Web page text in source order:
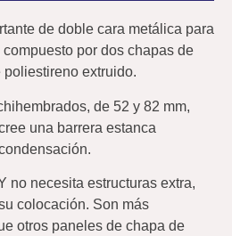
de doble cara metálica para
por dos chapas de
extruido.
de 52 y 82 mm,
una barrera estanca
no necesita estructuras extra,
colocación. Son más
otros paneles de chapa de